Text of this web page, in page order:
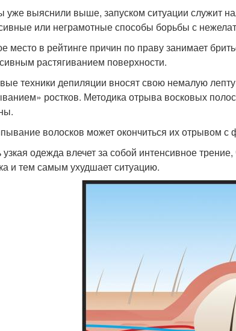
уже выяснили выше, запуском ситуации служит
или неграмотные способы борьбы с
место в рейтинге причин по праву занимает
растягиванием поверхности.
техники депиляции вносят свою немалую
ростков. Методика отрыва восковых
волосков может окончиться их отрывом с
одежда влечет за собой интенсивное
и тем самым ухудшает ситуацию.